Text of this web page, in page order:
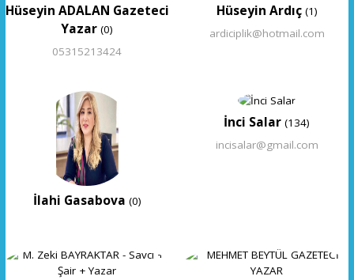
Hüseyin ADALAN Gazeteci
Yazar (0)
05315213424
Hüseyin Ardıç (1)
ardiciplik@hotmail.com
İlahi Gasabova (0)
İnci Salar (134)
incisalar@gmail.com